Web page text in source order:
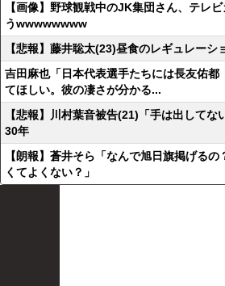
【画像】野球観戦中のJK集団さん、テレ
うwwwwwwww
【悲報】藤井聡太(23)昼食のレギュレー
吉田麻也「日本代表選手たちには長友佑都
てほしい。彼の凄さが分かる...
【悲報】川村葉音被告(21)「手は出して
30年
【朗報】蒼井そら「なんで旭日旗掲げる
くてよくない？」